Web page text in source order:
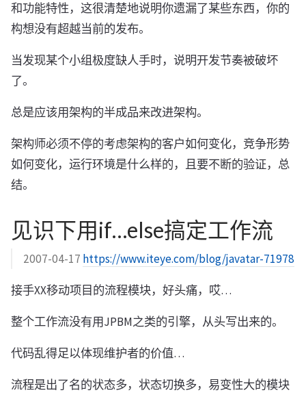
和功能特性，这很清楚地说明你遗漏了某些东西，你的
构想没有超越当前的发布。
当发现某个小组极度缺人手时，说明开发节奏被破坏
了。
总是应该用架构的半成品来改进架构。
架构师必须不停的考虑架构的客户如何变化，竞争形势
如何变化，运行环境是什么样的，且要不断的验证，总
结。
见识下用if…else搞定工作流
2007-04-17 https://www.iteye.com/blog/javatar-71978
接手XX移动项目的流程模块，好头痛，哎…
整个工作流没有用JPBM之类的引擎，从头写出来的。
代码乱得足以体现维护者的价值…
流程是出了名的状态多，状态切换多，易变性大的模块